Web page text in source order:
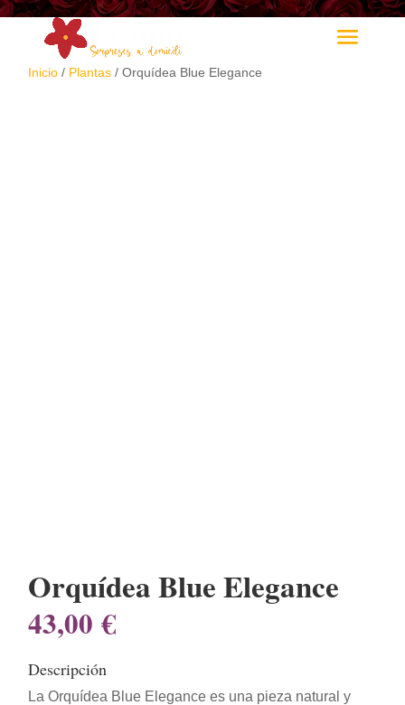
Inicio / Plantas / Orquídea Blue Elegance
Orquídea Blue Elegance
43,00€
Descripción
La Orquídea Blue Elegance es una pieza natural y